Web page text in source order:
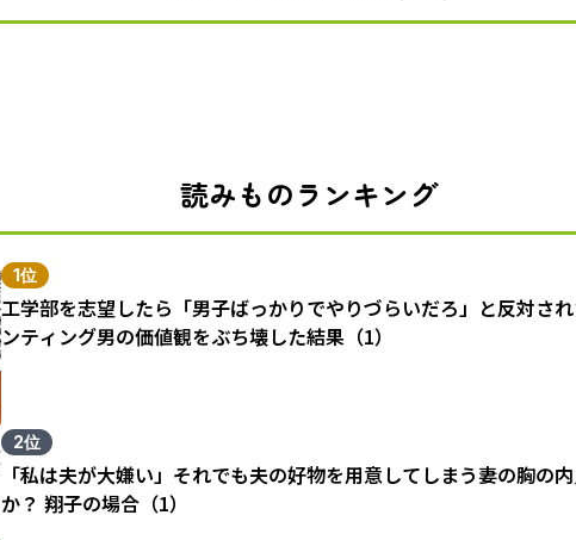
読みものランキング
1位
工学部を志望したら「男子ばっかりでやりづらいだろ」と反対さ
ンティング男の価値観をぶち壊した結果（1）
2位
「私は夫が大嫌い」それでも夫の好物を用意してしまう妻の胸の
か？ 翔子の場合（1）